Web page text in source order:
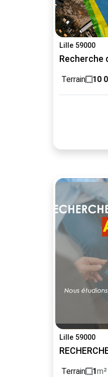
Lille 59000
Recherche
Terrain 10
Lille 59000
Terrain 1m²